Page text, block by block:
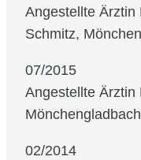
Angestellte Ärztin
Schmitz,
07/2015
Angestellte Ärztin
Mönchengladbach
02/2014